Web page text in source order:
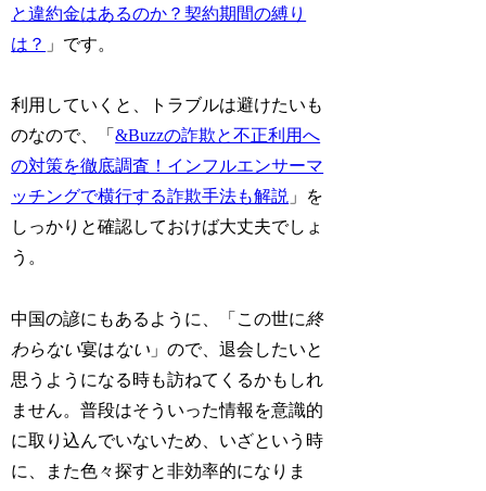
と違約金はあるのか？契約期間の縛り
は？ 」です。
利用していくと、トラブルは避けたいも
のなので、「&Buzzの詐欺と不正利用へ
の対策を徹底調査！インフルエンサーマ
ッチングで横行する詐欺手法も解説 」を
しっかりと確認しておけば大丈夫でしょ
う。
中国の諺にもあるように、「この世に終
わらない宴はない 」ので、退会したいと
思うようになる時も訪ねてくるかもしれ
ません。普段はそういった情報を意識的
に取り込んでいないため、いざという時
に、また色々探すと非効率的になりま